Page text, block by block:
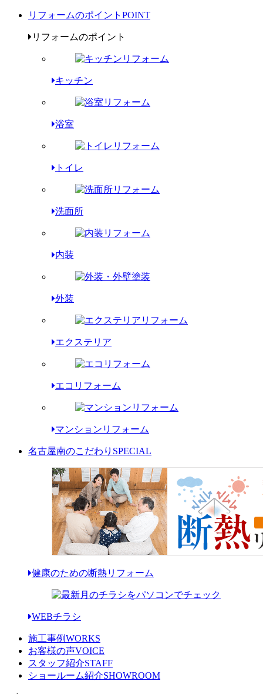
リフォームのポイント POINT
リフォームのポイント
キッチン
浴室
トイレ
洗面所
内装
外装
エクステリア
エコリフォーム
マンションリフォーム
名古屋南のこだわり SPECIAL
健康のための断熱リフォーム
WEBチラシ
施工事例WORKS
お客様の声VOICE
スタッフ紹介STAFF
ショールーム紹介SHOWROOM